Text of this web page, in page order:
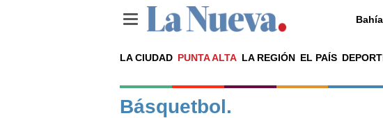
LA CIUDAD PUNTA ALTA LA REGIÓN EL PAÍS
Noticias
La ciudad
Básquetbol.